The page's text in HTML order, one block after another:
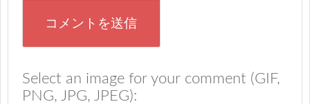
Select an image for your comment (GIF,
PNG, JPG, JPEG):